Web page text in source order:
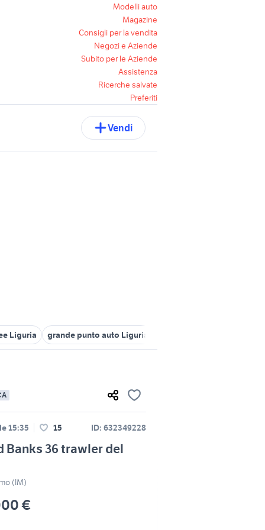
Modelli auto
Magazine
Consigli per la vendita
Negozi e Aziende
Subito per le Aziende
Assistenza
Ricerche salvate
Preferiti
Vendi
Liguria grande punto auto Liguria
15:35 15 ID: 632349228
Banks 36 trawler del
(IM)
€